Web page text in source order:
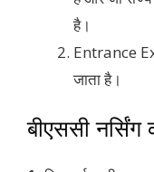
है।
Entrance
जाता है।
बीएससी